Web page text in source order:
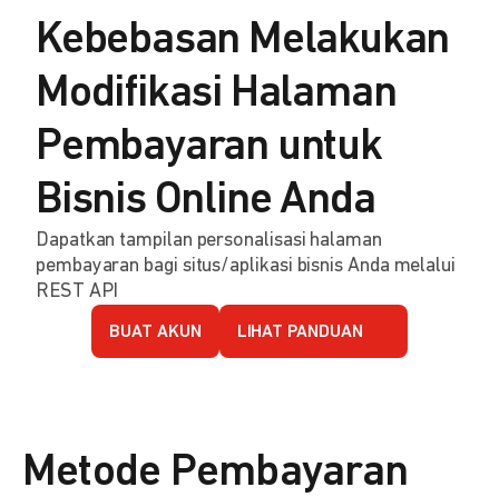
Kebebasan Melakukan
Modifikasi Halaman
Pembayaran untuk
Bisnis Online Anda
Dapatkan tampilan personalisasi halaman
pembayaran bagi situs/aplikasi bisnis Anda melalui
REST API
BUAT AKUN LIHAT PANDUAN
Metode Pembayaran